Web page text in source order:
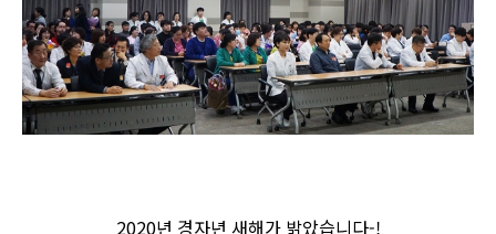
2020년 경자년 새해가 밝았습니다-!
유비스AI
실시간 안내중